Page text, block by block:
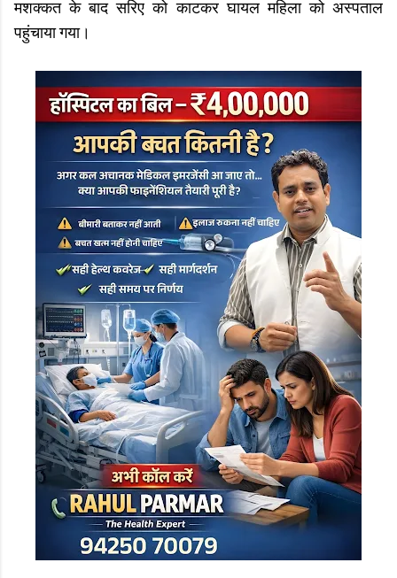
मशक्कत के बाद सरिए को काटकर घायल महिला को अस्पताल
पहुंचाया गया।